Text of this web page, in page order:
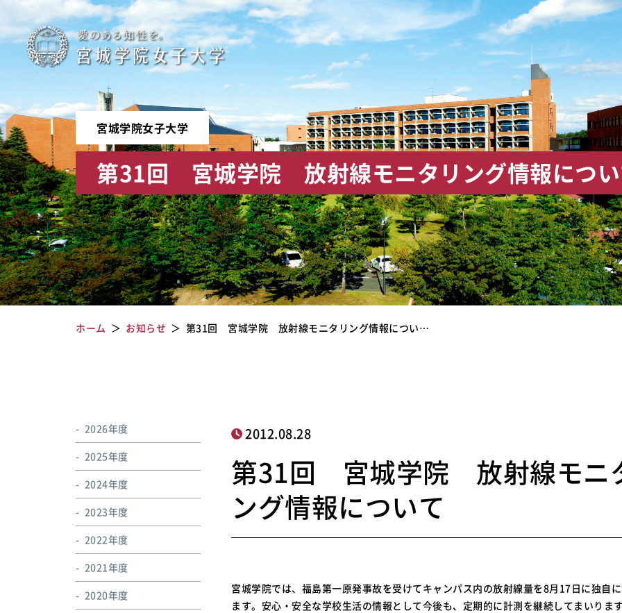
宮
城
学
院
女
子
大
学
宮城学院女子大学
第31回 宮城学院 放射線モニタリング情報につ
ホーム お知らせ 第31回 宮城学院 放射線モニタリング情報につい…
2012.08.28
第31回 宮城学院 放射線モニ
ング情報について
宮城学院では、福島第一原発事故を受けてキャンパス内の放射線量を8月17日に独自
ます。安心・安全な学校生活の情報として今後も、定期的に計測を継続してまいります
2026年度
2025年度
2024年度
2023年度
2022年度
2021年度
2020年度